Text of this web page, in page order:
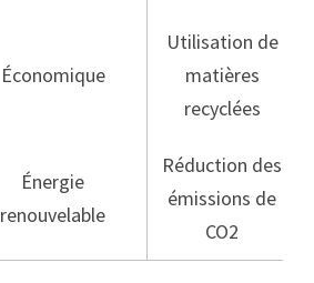
Économique
Utilisation de
matières
recyclées
Énergie
renouvelable
Réduction des
émissions de
CO2